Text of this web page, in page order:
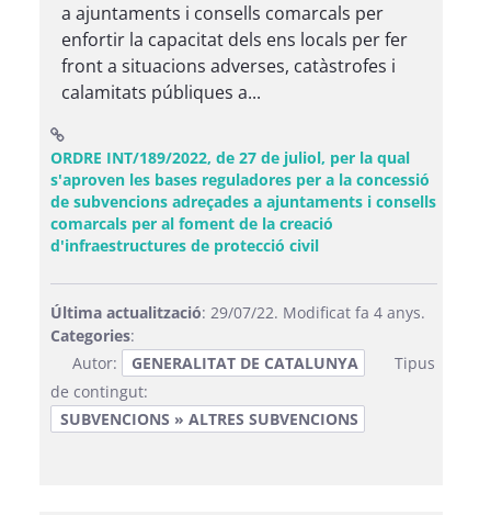
a ajuntaments i consells comarcals per
enfortir la capacitat dels ens locals per fer
front a situacions adverses, catàstrofes i
calamitats públiques a...
ORDRE INT/189/2022, de 27 de juliol, per la qual
s'aproven les bases reguladores per a la concessió
de subvencions adreçades a ajuntaments i consells
comarcals per al foment de la creació
d'infraestructures de protecció civil(Obre una finestra
Última actualització: 29/07/22. Modificat fa 4 anys.
Categories:
Autor:
GENERALITAT DE CATALUNYA
Tipus
de contingut:
SUBVENCIONS » ALTRES SUBVENCIONS